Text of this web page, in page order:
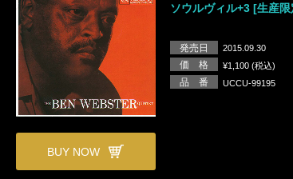
BUY NOW
ソウルヴィル+3 [生産
発売日 2015.09.30
価 格 ¥1,100 (税込)
品 番 UCCU-99195